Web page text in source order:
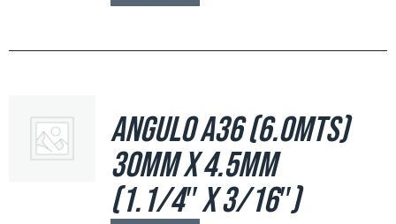
Angulo A36 (6.0mts)
30mm x 4.5mm
(1.1/4″ x 3/16″)